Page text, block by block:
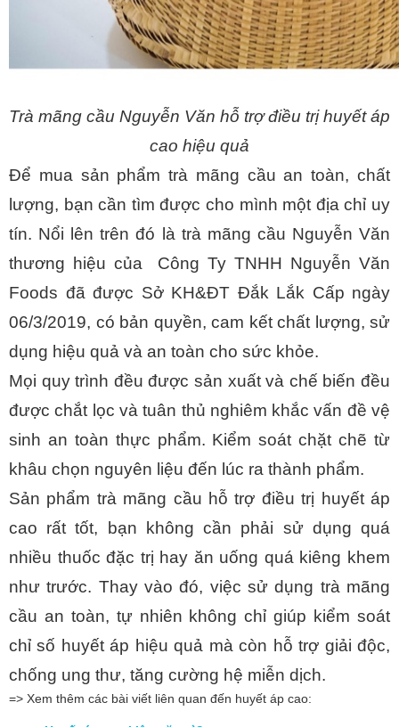
Trà mãng cầu Nguyễn Văn hỗ trợ điều trị huyết áp
cao hiệu quả
Để mua sản phẩm trà mãng cầu an toàn, chất
lượng, bạn cần tìm được cho mình một địa chỉ uy
tín. Nổi lên trên đó là trà mãng cầu Nguyễn Văn
thương hiệu của
Công Ty TNHH Nguyễn Văn
Foods đã được Sở KH&ĐT Đắk Lắk Cấp ngày
06/3/2019, có bản quyền, cam kết chất lượng, sử
dụng hiệu quả và an toàn cho sức khỏe.
Mọi quy trình đều được sản xuất và chế biến đều
được chắt lọc và tuân thủ nghiêm khắc vấn đề vệ
sinh an toàn thực phẩm. Kiểm soát chặt chẽ từ
khâu chọn nguyên liệu đến lúc ra thành phẩm.
Sản phẩm trà mãng cầu hỗ trợ điều trị huyết áp
cao rất tốt, bạn không cần phải sử dụng quá
nhiều thuốc đặc trị hay ăn uống quá kiêng khem
như trước. Thay vào đó, việc sử dụng trà mãng
cầu an toàn, tự nhiên không chỉ giúp kiểm soát
chỉ số huyết áp hiệu quả mà còn hỗ trợ giải độc,
chống ung thư, tăng cường hệ miễn dịch.
=> Xem thêm các bài viết liên quan đến huyết áp cao: